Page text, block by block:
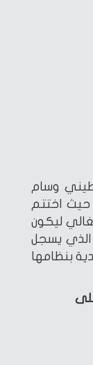
وسام
حيث اختتم
ليكون
الذي يسجل
بنظامها